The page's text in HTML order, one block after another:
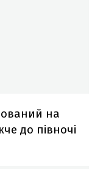
на
до півночі